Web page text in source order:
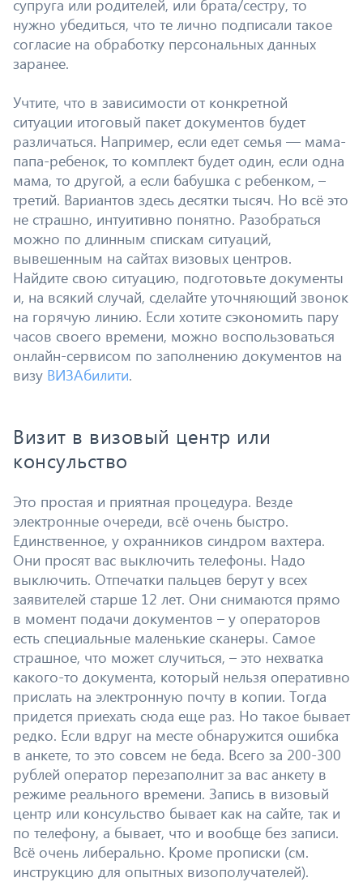
супруга или родителей, или брата/сестру, то
нужно убедиться, что те лично подписали такое
согласие на обработку персональных данных
заранее.
Учтите, что в зависимости от конкретной
ситуации итоговый пакет документов будет
различаться. Например, если едет семья — мама-
папа-ребенок, то комплект будет один, если одна
мама, то другой, а если бабушка с ребенком, –
третий. Вариантов здесь десятки тысяч. Но всё это
не страшно, интуитивно понятно. Разобраться
можно по длинным спискам ситуаций,
вывешенным на сайтах визовых центров.
Найдите свою ситуацию, подготовьте документы
и, на всякий случай, сделайте уточняющий звонок
на горячую линию. Если хотите сэкономить пару
часов своего времени, можно воспользоваться
онлайн-сервисом по заполнению документов на
визу ВИЗАбилити.
Визит в визовый центр или
консульство
Это простая и приятная процедура. Везде
электронные очереди, всё очень быстро.
Единственное, у охранников синдром вахтера.
Они просят вас выключить телефоны. Надо
выключить. Отпечатки пальцев берут у всех
заявителей старше 12 лет. Они снимаются прямо
в момент подачи документов – у операторов
есть специальные маленькие сканеры. Самое
страшное, что может случиться, – это нехватка
какого-то документа, который нельзя оперативно
прислать на электронную почту в копии. Тогда
придется приехать сюда еще раз. Но такое бывает
редко. Если вдруг на месте обнаружится ошибка
в анкете, то это совсем не беда. Всего за 200-300
рублей оператор перезаполнит за вас анкету в
режиме реального времени. Запись в визовый
центр или консульство бывает как на сайте, так и
по телефону, а бывает, что и вообще без записи.
Всё очень либерально. Кроме прописки (см.
инструкцию для опытных визополучателей).